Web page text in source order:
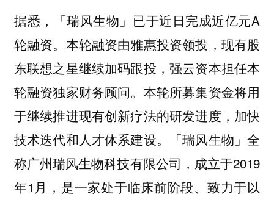
据悉，「瑞风生物」已于近日完成近亿元A
轮融资。本轮融资由雅惠投资领投，现有股
东联想之星继续加码跟投，强云资本担任本
轮融资独家财务顾问。本轮所募集资金将用
于继续推进现有创新疗法的研发进度，加快
技术迭代和人才体系建设。「瑞风生物」全
称广州瑞风生物科技有限公司，成立于2019
年1月，是一家处于临床前阶段、致力于以